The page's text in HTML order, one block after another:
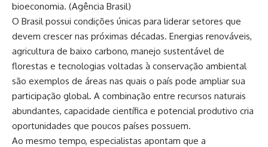
bioeconomia. (Agência Brasil)
O Brasil possui condições únicas para liderar setores que
devem crescer nas próximas décadas. Energias renováveis,
agricultura de baixo carbono, manejo sustentável de
florestas e tecnologias voltadas à conservação ambiental
são exemplos de áreas nas quais o país pode ampliar sua
participação global. A combinação entre recursos naturais
abundantes, capacidade científica e potencial produtivo cria
oportunidades que poucos países possuem.
Ao mesmo tempo, especialistas apontam que a